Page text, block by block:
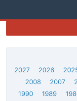
2027
2026
2008
2007
1990
1989